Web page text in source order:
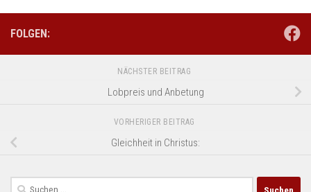
FOLGEN:
NÄCHSTER BEITRAG
Lobpreis und Anbetung
VORHERIGER BEITRAG
Gleichheit in Christus:
Suchen